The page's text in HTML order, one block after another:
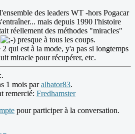
des leaders WT -hors Pogacar
mais depuis 1990 l'histoire
réellement des méthodes "miracles"
presque à tous les coups.
qui est à la mode, y'a pas si longtemps
miracle pour récupérer, etc.
:.
1 mois paralbator83.
remercié: Fredhamster
pour participer à la conversation.